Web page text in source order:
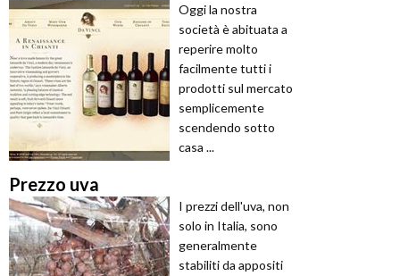
Oggi la nostra
società è abituata a
reperire molto
facilmente tutti i
prodotti sul mercato
semplicemente
scendendo sotto
casa ...
Prezzo uva
I prezzi dell'uva, non
solo in Italia, sono
generalmente
stabiliti da appositi